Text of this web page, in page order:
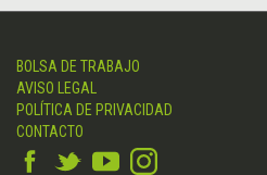
BOLSA DE TRABAJO
AVISO LEGAL
POLÍTICA DE PRIVACIDAD
CONTACTO